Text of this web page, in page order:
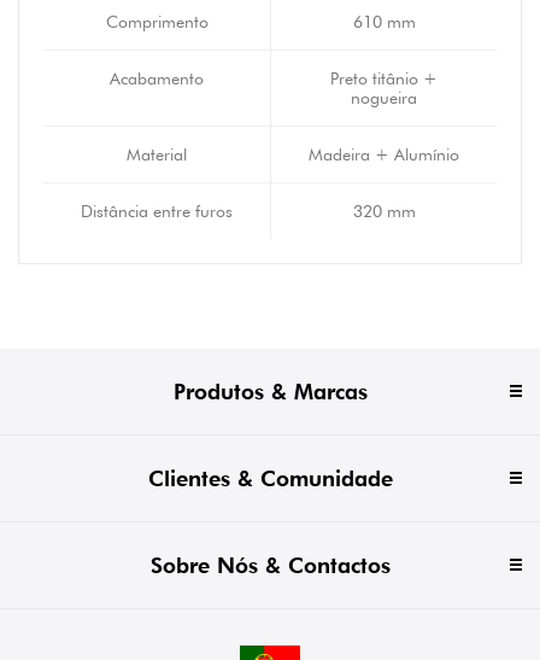
Comprimento 610 mm
Acabamento
Preto titânio +
nogueira
Material Madeira + Alumínio
Distância entre furos 320 mm
Produtos & Marcas
Clientes & Comunidade
Sobre Nós & Contactos